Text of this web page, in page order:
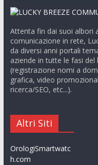
Attenta fin dai suoi albori
comunicazione in rete,
da diversi anni portali
aziende in tutte le fasi
(registrazione nomi a
grafica, video
ricerca/SEO, etc...).
Altri Siti
OrologiSmartwatc
h.com